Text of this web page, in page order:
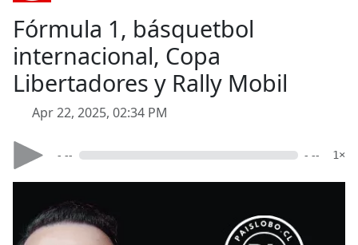
Fórmula 1, básquetbol
internacional, Copa
Libertadores y Rally Mobil
Apr 22, 2025, 02:34 PM
- -- - -- 1×